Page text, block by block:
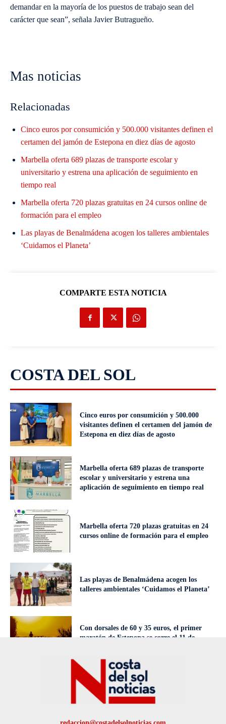
demandar en la mayoría de los puestos de trabajo sean del
carácter que sean”, señala Javier Butragueño.
Mas noticias
Relacionadas
Cinco euros por consumición y 500.000 visitantes definen el
certamen del jamón de Estepona en diez días de agosto
Marbella oferta 689 plazas de transporte escolar y
universitario y estrena una aplicación de seguimiento en
tiempo real
Marbella oferta 720 plazas gratuitas en 24 cursos online de
formación para el empleo
Las playas de Benalmádena acogen los talleres ambientales
‘Cuidamos el Planeta’
COMPARTE ESTA NOTICIA
COSTA DEL SOL
Cinco euros por consumición y 500.000
visitantes definen el certamen del jamón de
Estepona en diez días de agosto
Marbella oferta 689 plazas de transporte
escolar y universitario y estrena una
aplicación de seguimiento en tiempo real
Marbella oferta 720 plazas gratuitas en 24
cursos online de formación para el empleo
Las playas de Benalmádena acogen los
talleres ambientales ‘Cuidamos el Planeta’
Con dorsales de 60 y 35 euros, el primer
maratón de Estepona se corre el 11 de